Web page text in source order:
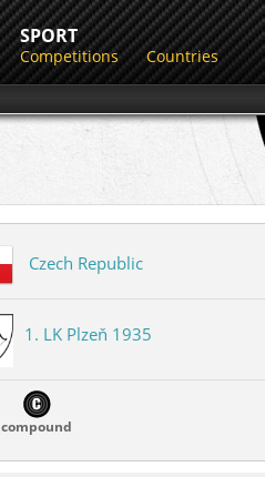
SPORT
Competitions Countries
Czech Republic
1. LK Plzeň 1935
compound